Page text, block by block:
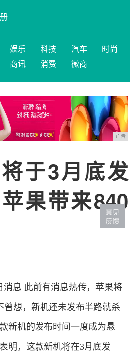
娱乐 科技 汽车
时尚
商讯 消费 微商
广告
于3月底发
果带来840
消息 此前有消息热传，苹果将
曾想，新机还未发布半路就杀
新机的发布时间一度成为悬
明，这款新机将在3月底发